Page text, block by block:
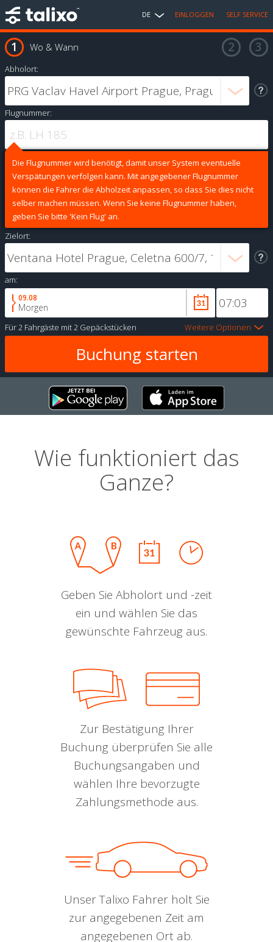
DE EINLOGGEN SELF SERVICE
Wo & Wann
Abholort:
Flugnummer:
Die Flugnummer wird benötigt, damit unser System eventuelle
Verspätungen verfolgen kann. Mit angegebener Flugnummer
können die Fahrer die Abholzeit anpassen, so dass Sie dies nicht
selber machen müssen. Wenn Sie keine Flugnummer haben,
geben Sie bitte 'Kein Flug' an.
Zielort:
am:
09.08
Morgen
Für2 Fahrgäste mit2 Gepäckstücken Weitere Optionen
Wie funktioniert das
Ganze?
Geben Sie Abholort und -zeit
ein und wählen Sie das
gewünschte Fahrzeug aus.
Zur Bestätigung Ihrer
Buchung überprüfen Sie alle
Buchungsangaben und
wählen Ihre bevorzugte
Zahlungsmethode aus.
Unser Talixo Fahrer holt Sie
zur angegebenen Zeit am
angegebenen Ort ab.